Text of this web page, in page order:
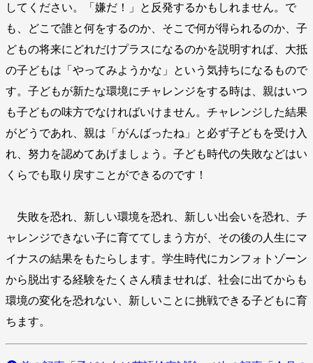
してください。「嫌だ！」と反発するかもしれません。で
も、どこで誰と何をするのか、そこで何が得られるのか、子
どもの将来にどれだけプラスになるのかを説明すれば、大抵
の子どもは「やってみようかな」という気持ちになるもので
す。子どもが新たな環境にチャレンジをする時は、親はいつ
も子どもの味方でなければいけません。チャレンジした結果
がどうであれ、親は「がんばったね」と必ず子どもを受け入
れ、努力を認めてあげましょう。子ども時代の失敗などはい
くらでも取り戻すことができるのです！
失敗を恐れ、新しい環境を恐れ、新しい出会いを恐れ、チ
ャレンジできない子に育ててしまう方が、その後の人生にマ
イナスの結果をもたらします。学生時代にカンフォトゾーン
から脱出する経験をたくさん積ませれば、社会に出てからも
環境の変化を恐れない、新しいことに挑戦できる子どもに育
ちます。